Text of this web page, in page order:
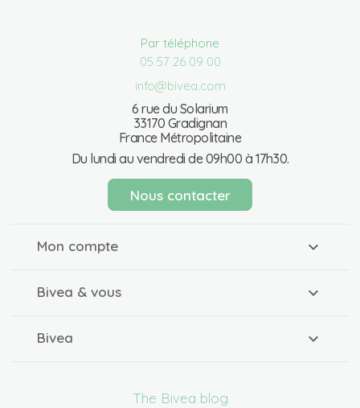
Par téléphone
05 57 26 09 00
info@bivea.com
6 rue du Solarium
33170 Gradignan
France Métropolitaine
Du lundi au vendredi de 09h00 à 17h30.
Nous contacter
Mon compte
Bivea & vous
Bivea
The Bivea blog